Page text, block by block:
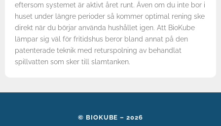
eftersom systemet är aktivt året runt. Även om du inte bor i
huset under längre perioder så kommer optimal rening ske
direkt när du börjar använda hushållet igen. Att BioKube
lämpar sig väl för fritidshus beror bland annat på den
patenterade teknik med returspolning av behandlat
spillvatten som sker till slamtanken.
© BIOKUBE – 2026